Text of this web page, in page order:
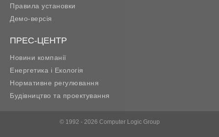
Правила установки
Демо-версія
ПРЕС-ЦЕНТР
Новини компанії
Енергетика і Екологія
Нормативне регулювання
Будівництво та проектування
© 1992 - 2026 Computer Logic Group